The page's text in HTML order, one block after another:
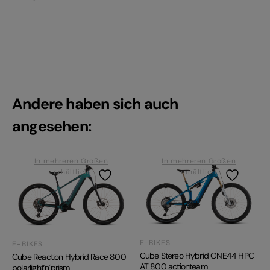
Andere haben sich auch
angesehen:
In mehreren Größen
erhältlich
E-BIKES
Cube Reaction Hybrid Race 800
polarlight´n´prism
In mehreren Größen
erhältlich
E-BIKES
Cube Stereo Hybrid ONE44 HPC
AT 800 actionteam